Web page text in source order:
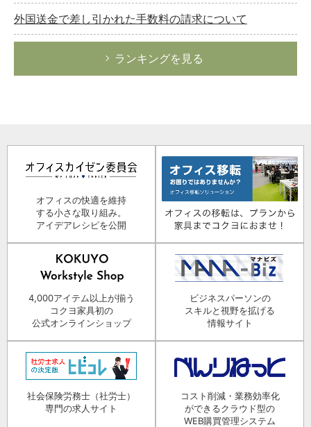
外国送金で差し引かれた手数料の請求について
ランキングを見る
オフィスの快適を維持
する小さな取り組み。
アイデアレシピを公開
4,000アイテム以上が揃う
コクヨ家具初の
公式オンラインショップ
ビジネスパーソンの
スキルと視野を拡げる
情報サイト
社会保険労務士（社労士）
専門の求人サイト
コスト削減・業務効率化
ができるクラウド型の
WEB購買管理システム